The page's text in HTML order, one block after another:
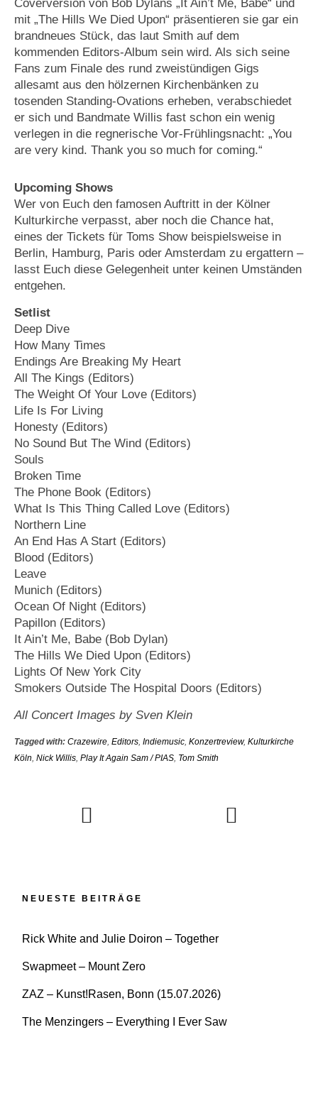
Coverversion von Bob Dylans „It Ain’t Me, Babe“ und
mit „The Hills We Died Upon“ präsentieren sie gar ein
brandneues Stück, das laut Smith auf dem
kommenden Editors-Album sein wird. Als sich seine
Fans zum Finale des rund zweistündigen Gigs
allesamt aus den hölzernen Kirchenbänken zu
tosenden Standing-Ovations erheben, verabschiedet
er sich und Bandmate Willis fast schon ein wenig
verlegen in die regnerische Vor-Frühlingsnacht: „You
are very kind. Thank you so much for coming.“
Upcoming Shows
Wer von Euch den famosen Auftritt in der Kölner
Kulturkirche verpasst, aber noch die Chance hat,
eines der Tickets für Toms Show beispielsweise in
Berlin, Hamburg, Paris oder Amsterdam zu ergattern –
lasst Euch diese Gelegenheit unter keinen Umständen
entgehen.
Setlist
Deep Dive
How Many Times
Endings Are Breaking My Heart
All The Kings (Editors)
The Weight Of Your Love (Editors)
Life Is For Living
Honesty (Editors)
No Sound But The Wind (Editors)
Souls
Broken Time
The Phone Book (Editors)
What Is This Thing Called Love (Editors)
Northern Line
An End Has A Start (Editors)
Blood (Editors)
Leave
Munich (Editors)
Ocean Of Night (Editors)
Papillon (Editors)
It Ain’t Me, Babe (Bob Dylan)
The Hills We Died Upon (Editors)
Lights Of New York City
Smokers Outside The Hospital Doors (Editors)
All Concert Images by Sven Klein
Tagged with: Crazewire, Editors, Indiemusic, Konzertreview, Kulturkirche
Köln, Nick Willis, Play It Again Sam / PIAS, Tom Smith
NEUESTE BEITRÄGE
Rick White and Julie Doiron – Together
Swapmeet – Mount Zero
ZAZ – Kunst!Rasen, Bonn (15.07.2026)
The Menzingers – Everything I Ever Saw